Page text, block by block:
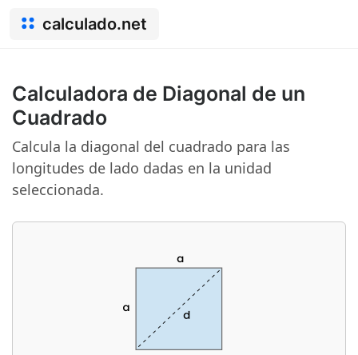
calculado.net
Calculadora de Diagonal de un
Cuadrado
Calcula la diagonal del cuadrado para las
longitudes de lado dadas en la unidad
seleccionada.